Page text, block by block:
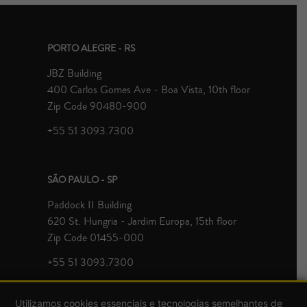
PORTO ALEGRE - RS
JBZ Building
400 Carlos Gomes Ave - Boa Vista, 10th floor
Zip Code 90480-900
+55 51 3093.7300
SÃO PAULO - SP
Paddock II Building
620 St. Hungria - Jardim Europa, 15th floor
Zip Code 01455-000
+55 51 3093.7300
Utilizamos cookies essenciais e tecnologias semelhantes de